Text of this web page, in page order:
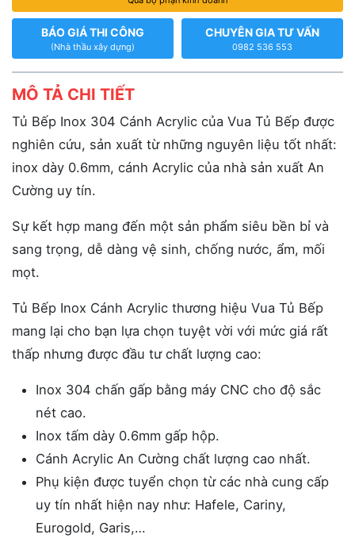
BÁO GIÁ THI CÔNG
(Nhà thầu xây dựng)
CHUYÊN GIA TƯ VẤN
0982 536 553
MÔ TẢ CHI TIẾT
Tủ Bếp Inox 304 Cánh Acrylic của Vua Tủ Bếp được
nghiên cứu, sản xuất từ những nguyên liệu tốt nhất:
inox dày 0.6mm, cánh Acrylic của nhà sản xuất An
Cường uy tín.
Sự kết hợp mang đến một sản phẩm siêu bền bỉ và
sang trọng, dễ dàng vệ sinh, chống nước, ẩm, mối
mọt.
Tủ Bếp Inox Cánh Acrylic thương hiệu Vua Tủ Bếp
mang lại cho bạn lựa chọn tuyệt vời với mức giá rất
thấp nhưng được đầu tư chất lượng cao:
Inox 304 chấn gấp bằng máy CNC cho độ sắc
nét cao.
Inox tấm dày 0.6mm gấp hộp.
Cánh Acrylic An Cường chất lượng cao nhất.
Phụ kiện được tuyển chọn từ các nhà cung cấp
uy tín nhất hiện nay như: Hafele, Cariny,
Eurogold, Garis,…